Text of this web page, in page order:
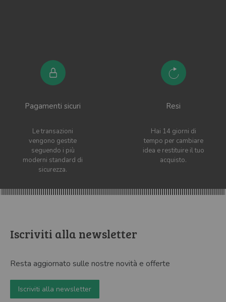
Pagamenti sicuri
Le transazioni
vengono gestite
seguendo i più
moderni standard di
sicurezza.
Resi
Hai 14 giorni di
tempo per cambiare
idea e restituire il tuo
acquisto.
Iscriviti alla newsletter
Resta aggiornato sulle nostre novità e offerte
Iscriviti alla newsletter